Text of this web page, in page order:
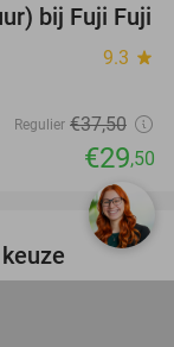
21%
bij Fuji Fuji
9.3 star
Regulier €37,50
€29,50
64%
favorite_border